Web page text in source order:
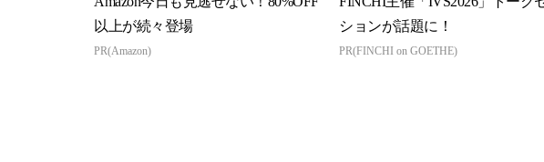
以上が続々登場
PR(Amazon)
ションが話題に！
PR(FINCHI on GOETHE)